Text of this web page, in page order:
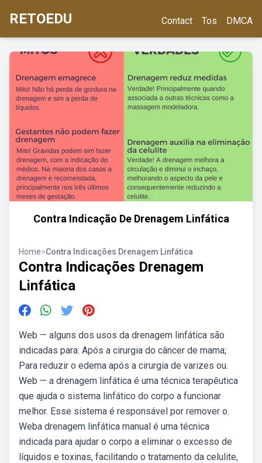
RETOEDU Contact Tos DMCA
Contra Indicação De Drenagem Linfática
Home>Contra Indicações Drenagem Linfática
Contra Indicações Drenagem
Linfática
Web — alguns dos usos da drenagem linfática são
indicadas para: Após a cirurgia do câncer de mama;
Para reduzir o edema após a cirurgia de varizes ou.
Web — a drenagem linfática é uma técnica terapêutica
que ajuda o sistema linfático do corpo a funcionar
melhor. Esse sistema é responsável por remover o.
Weba drenagem linfática manual é uma técnica
indicada para ajudar o corpo a eliminar o excesso de
líquidos e toxinas, facilitando o tratamento da celulite,